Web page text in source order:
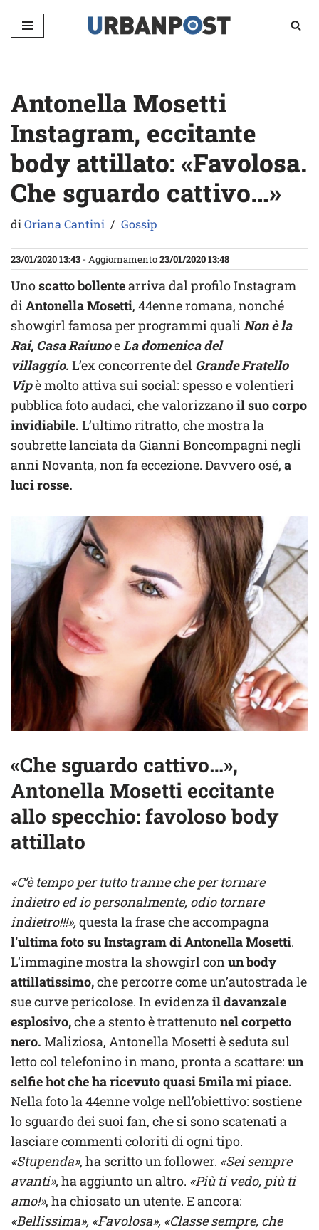
Vai
Antonella Mosetti
Instagram, eccitante
body attillato: «Favolosa.
Che sguardo cattivo…»
diOriana Cantini Gossip
23/01/2020 13:43 - Aggiornamento23/01/2020 13:48
Unoscatto bollentearriva dal profilo Instagram
diAntonella Mosetti, 44enne romana, nonché
showgirl famosa per programmi qualiNon è la
Rai, Casa RaiunoeLa domenica del
villaggio. L’ex concorrente del Grande Fratello
Vipè molto attiva sui social: spesso e volentieri
pubblica foto audaci, che valorizzanoil suo corpo
invidiabile. L’ultimo ritratto, che mostra la
soubrette lanciata da Gianni Boncompagni negli
anni Novanta, non fa eccezione. Davvero osé, a
luci rosse.
«Che sguardo cattivo…»,
Antonella Mosetti eccitante
allo specchio: favoloso body
attillato
«C’è tempo per tutto tranne che per tornare
indietro ed io personalmente, odio tornare
indietro!!!»,questa la frase che accompagna
l’ultima foto su Instagram di Antonella Mosetti.
L’immagine mostra la showgirl con un body
attillatissimo,che percorre come un’autostrada le
sue curve pericolose. In evidenza il davanzale
esplosivo,che a stento è trattenutonel corpetto
nero. Maliziosa, Antonella Mosetti è seduta sul
letto col telefonino in mano, pronta a scattare: un
selfie hot che ha ricevuto quasi 5mila mi piace.
Nella foto la 44enne volge nell’obiettivo: sostiene
lo sguardo dei suoi fan, che si sono scatenati a
lasciare commenti coloriti di ogni tipo.
«Stupenda», ha scritto un follower. «Sei sempre
avanti»,ha aggiunto un altro. «Più ti vedo, più ti
amo!», ha chiosato un utente. E ancora:
«Bellissima», «Favolosa», «Classe sempre, che